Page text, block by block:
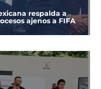
respalda a
ajenos a FIFA